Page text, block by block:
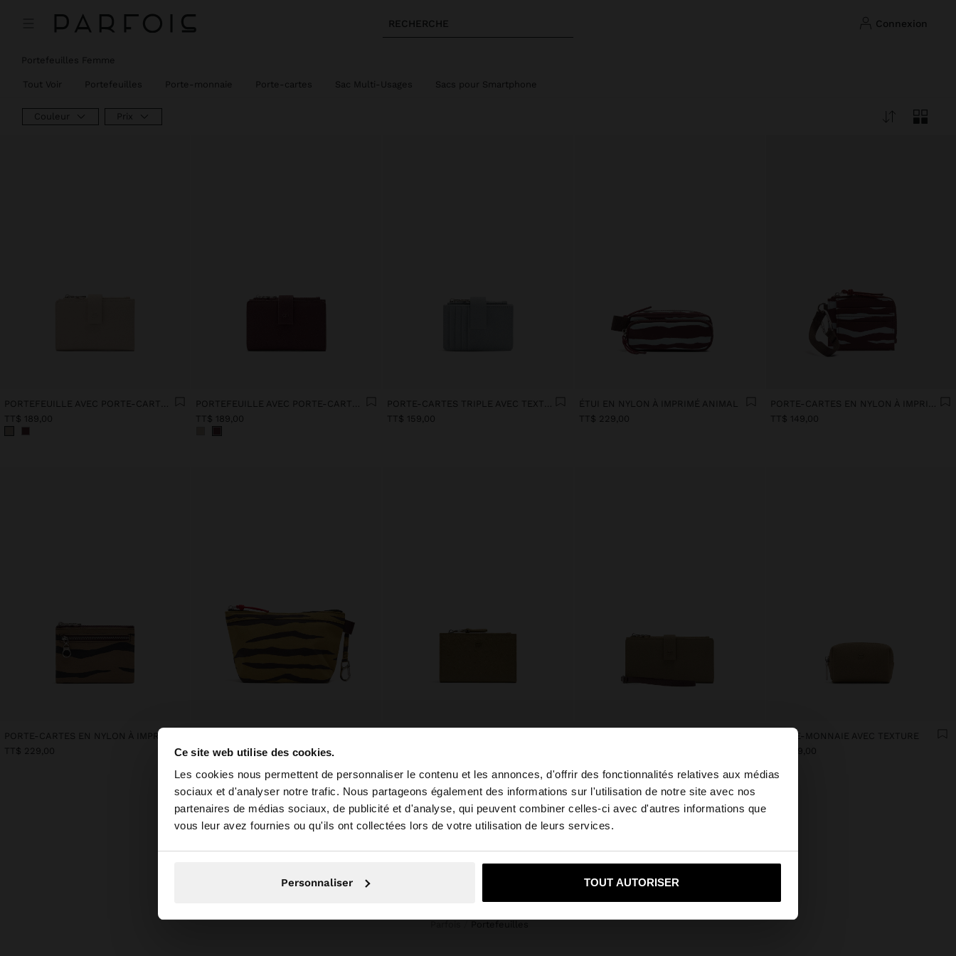
Ce site web utilise des cookies.
Les cookies nous permettent de personnaliser le contenu et les annonces, d'offrir des fonctionnalités relatives aux médias
sociaux et d'analyser notre trafic. Nous partageons également des informations sur l'utilisation de notre site avec nos
partenaires de médias sociaux, de publicité et d'analyse, qui peuvent combiner celles-ci avec d'autres informations que
vous leur avez fournies ou qu'ils ont collectées lors de votre utilisation de leurs services.
Personnaliser TOUT AUTORISER
RECHERCHE connexion
×
Vous accédez au site depuis Trinidad and Tobago. Voulez-vous parcourir notre site au United
Non, je souhaite rester sur Trinidad and Tobago Oui, dirigez-moi vers United States
Portefeuilles Femme
Tout Voir Portefeuilles Porte-monnaie Porte-cartes Sac Multi-Usages Sacs pour Smartphone
Couleur Prix
PORTEFEUILLE AVEC PORTE-CARTES AMOVIBLE
TT$ 189,00
PORTEFEUILLE AVEC PORTE-CARTES AMOVIBLE
TT$ 189,00
PORTE-CARTES TRIPLE AVEC TEXTURE
TT$ 159,00
ÉTUI EN NYLON À IMPRIMÉ ANIMAL
TT$ 229,00
PORTE-CARTES EN NYLON À IMPRIMÉ ANIMAL
TT$ 149,00
TT$ 229,00
TT$ 229,00
PORTE-MONNAIE AVEC TEXTURE
TT$ 119,00